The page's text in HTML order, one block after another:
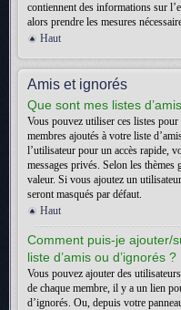
contiennent des informations sur
alors prendre les mesures
Haut
Amis et ignorés
Que sont mes listes
Vous pouvez utiliser ces listes
membres ajoutés à votre liste
l’utilisateur pour un accès rapide,
messages privés. Selon les thèmes
valeur. Si vous ajoutez un
seront masqués par défaut.
Haut
Comment puis-je ajouter/
liste d’amis ou d’ignorés ?
Vous pouvez ajouter des
de chaque membre, il y a un lien
d’ignorés. Ou, depuis votre